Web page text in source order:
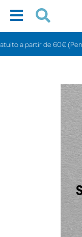
a partir de 60€